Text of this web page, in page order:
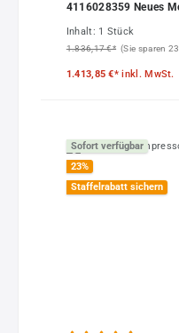
4116028359 Neues
Inhalt: 1 Stück
1.836,17 €* (Sie sparen
1.413,85 €*inkl. MwSt.
Sofort verfügbar
23%
Staffelrabatt sichern